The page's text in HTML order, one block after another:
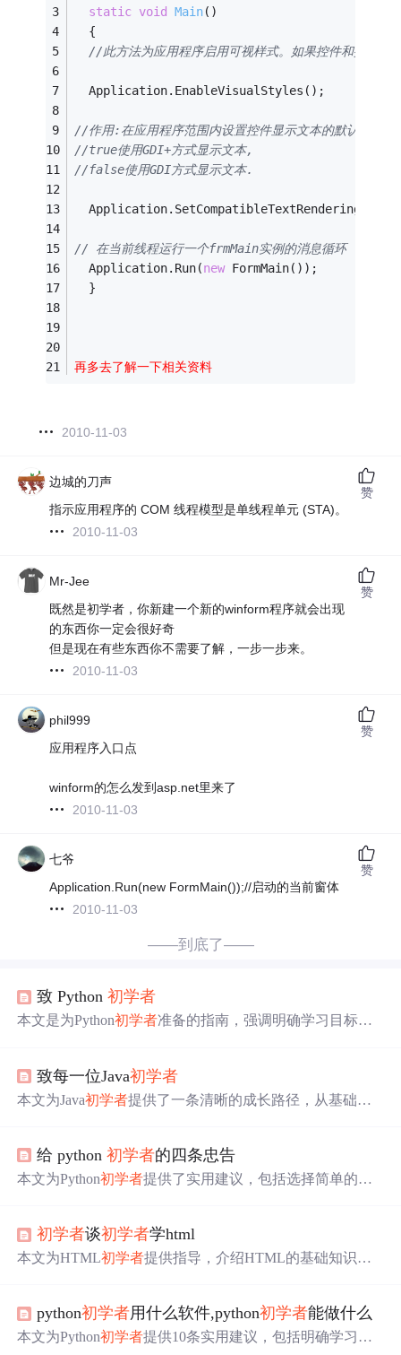
static void Main()
  {
//此方法为应用程序启用可视样式。如果控件和操作
  Application.EnableVisualStyles();
//作用:在应用程序范围内设置控件显示文本的默认方
//true使用GDI+方式显示文本,
//false使用GDI方式显示文本.
// 在当前线程运行一个frmMain实例的消息循环
  Application.Run(
new FormMain());
  }
再多去了解一下相关资料
2010-11-03
边城的刀声
指示应用程序的 COM 线程模型是单线程单元 (STA)。
2010-11-03
赞
Mr-Jee
既然是初学者，你新建一个新的winform程序就会出现
的东西你一定会很好奇
但是现在有些东西你不需要了解，一步一步来。
2010-11-03
赞
phil999
应用程序入口点
winform的怎么发到asp.net里来了
2010-11-03
赞
七爷
Application.Run(new FormMain());//启动的当前窗体
2010-11-03
赞
——到底了——
致 Python初学者
本文是为Python初学者准备的指南，强调明确学习目标，
thon安装、开发工具选择，推荐使用IDLE进行学习，并讨
论了代码运行、调试和模块管理，特别是pip的使用方法。
致每一位Java初学者
本文为Java初学者提供了一条清晰的成长路径，从基础语
给 python初学者的四条忠告
本文为Python初学者提供了实用建议，包括选择简单的编
n核心的重要性。
初学者谈初学者学html
本文为HTML初学者提供指导，介绍HTML的基础知识，
python初学者用什么软件,python初学者能做什么
本文为Python初学者提供10条实用建议，包括明确学习目